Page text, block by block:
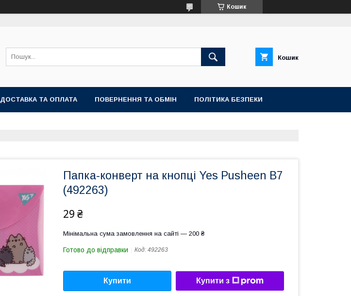
Кошик
Кошик
ДОСТАВКА ТА ОПЛАТА ПОВЕРНЕННЯ ТА ОБМІН ПОЛІТИКА БЕЗПЕКИ
Папка-конверт на кнопці Yes Pusheen B7
(492263)
29 ₴
Мінімальна сума замовлення на сайті — 200 ₴
Готово до відправки Код: 492263
Купити Купити з